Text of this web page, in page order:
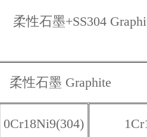
柔性石墨+SS304
柔性石墨 Graphite
0Cr18Ni9(304)